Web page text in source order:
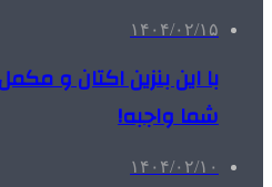
۱۴۰۴/۰۲/۱۵
با این بنزین اکتان و
شما واجبه!
۱۴۰۴/۰۲/۱۰